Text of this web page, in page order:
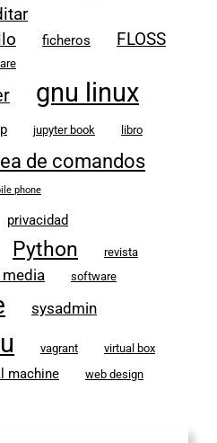
ficheros FLOSS
gnu linux
jupyter book libro
de comandos
phone
privacidad
Python
revista
software
sysadmin
vagrant virtual box
machine web design